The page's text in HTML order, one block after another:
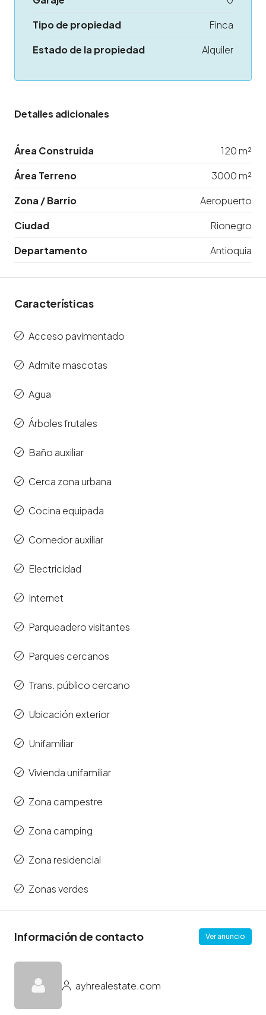
Tipo de propiedad
Finca
Estado de la propiedad
Alquiler
Detalles adicionales
Área Construida
120 m²
Área Terreno
3000 m²
Zona / Barrio
Aeropuerto
Ciudad
Rionegro
Departamento
Antioquia
Características
Acceso pavimentado
Admite mascotas
Agua
Árboles frutales
Baño auxiliar
Cerca zona urbana
Cocina equipada
Comedor auxiliar
Electricidad
Internet
Parqueadero visitantes
Parques cercanos
Trans. público cercano
Ubicación exterior
Unifamiliar
Vivienda unifamiliar
Zona campestre
Zona camping
Zona residencial
Zonas verdes
Información de contacto Ver anuncio
ayhrealestate.com